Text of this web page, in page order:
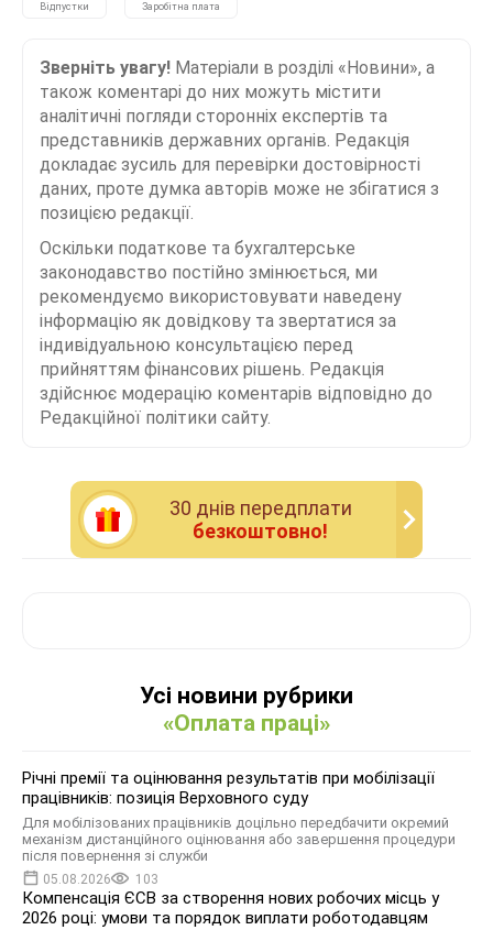
Відпустки Заробітна плата
Зверніть увагу! Матеріали в розділі «Новини», а
також коментарі до них можуть містити
аналітичні погляди сторонніх експертів та
представників державних органів. Редакція
докладає зусиль для перевірки достовірності
даних, проте думка авторів може не збігатися з
позицією редакції.
Оскільки податкове та бухгалтерське
законодавство постійно змінюється, ми
рекомендуємо використовувати наведену
інформацію як довідкову та звертатися за
індивідуальною консультацією перед
прийняттям фінансових рішень. Редакція
здійснює модерацію коментарів відповідно до
Редакційної політики сайту.
30 днiв передплати
безкоштовно!
Усі новини рубрики
«Оплата праці»
Річні премії та оцінювання результатів при мобілізації
працівників: позиція Верховного суду
Для мобілізованих працівників доцільно передбачити окремий
механізм дистанційного оцінювання або завершення процедури
після повернення зі служби
05.08.2026 103
Компенсація ЄСВ за створення нових робочих місць у
2026 році: умови та порядок виплати роботодавцям